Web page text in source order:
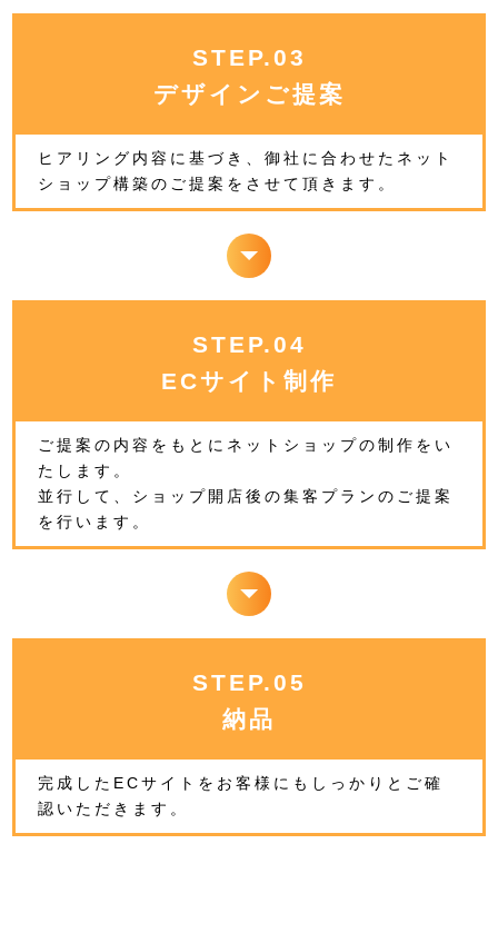
STEP.03
デザインご提案
ヒアリング内容に基づき、御社に合わせたネット
ショップ構築のご提案をさせて頂きます。
STEP.04
ECサイト制作
ご提案の内容をもとにネットショップの制作をい
たします。
並行して、ショップ開店後の集客プランのご提案
を行います。
STEP.05
納品
完成したECサイトをお客様にもしっかりとご確
認いただきます。